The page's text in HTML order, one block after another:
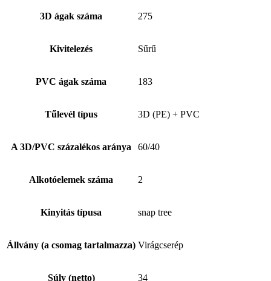
3D ágak száma 275
Kivitelezés Sűrű
PVC ágak száma 183
Tűlevél típus 3D (PE) + PVC
A 3D/PVC százalékos aránya 60/40
Alkotóelemek száma 2
Kinyitás típusa snap tree
Állvány (a csomag tartalmazza) Virágcserép
Súly (netto) 34